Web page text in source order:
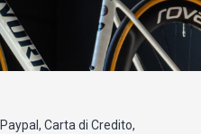
Carta di Credito,